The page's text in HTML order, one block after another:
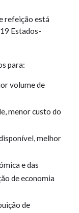
refeição está
Estados-
para:
volume de
menor custo do
melhor
e das
de economia
de